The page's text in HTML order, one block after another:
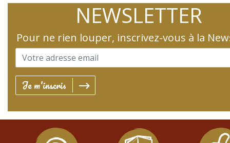
NEWSLETTER
Pour ne rien louper, inscrivez-vous à la
Je m'inscris